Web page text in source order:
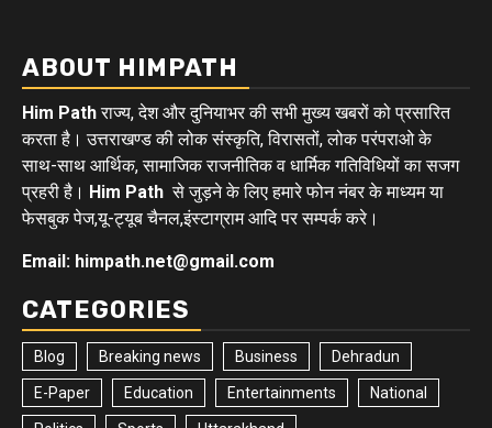
ABOUT HIMPATH
Him Pathराज्य, देश और दुनियाभर की सभी मुख्य खबरों को प्रसारित
करता है। उत्तराखण्ड की लोक संस्कृति, विरासतों, लोक परंपराओ के
साथ-साथ आर्थिक, सामाजिक राजनीतिक व धार्मिक गतिविधियों का सजग
प्रहरी है। Him Path से जुड़ने के लिए हमारे फोन नंबर के माध्यम या
फेसबुक पेज,यू-ट्यूब चैनल,इंस्टाग्राम आदि पर सम्पर्क करे।
Email: himpath.net@gmail.com
CATEGORIES
Blog Breaking news Business Dehradun
E-Paper Education Entertainments National